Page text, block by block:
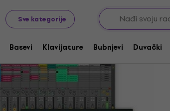
Sve kategorije
Basevi Klavijature Bubnjevi Duvački
Studijski software DAW Snimanje , uređivanje,